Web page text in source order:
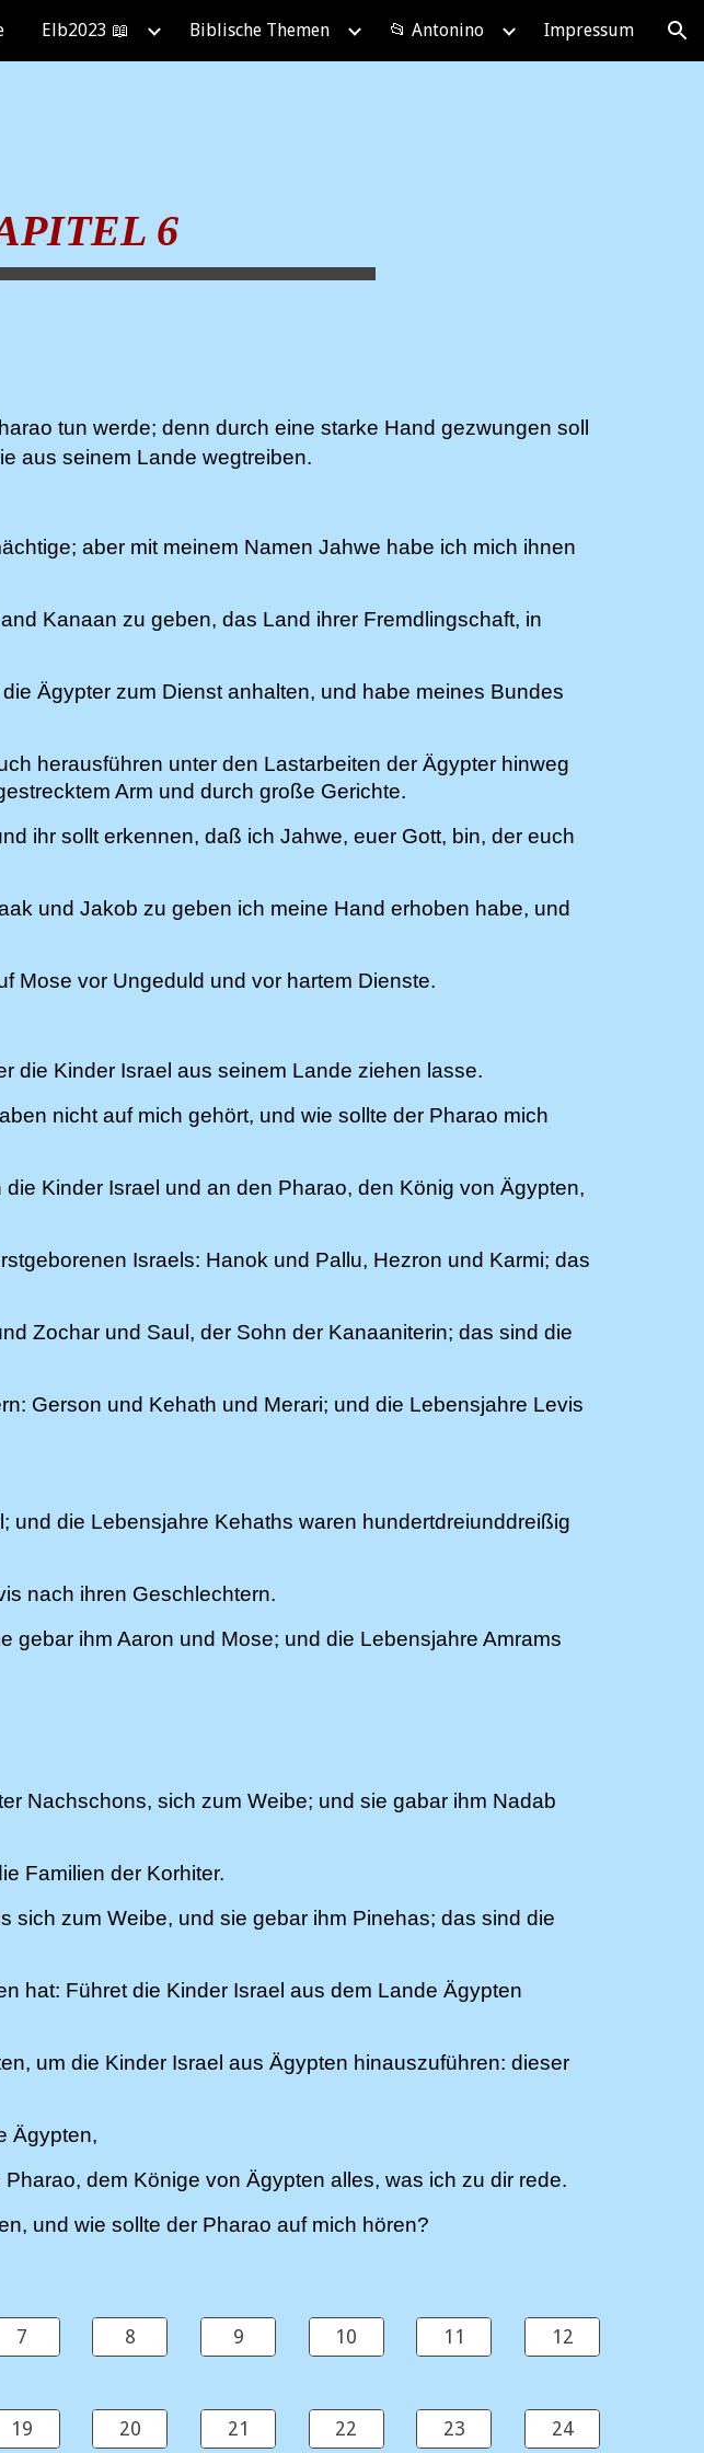
Skip to navigation
Elb2023 📖 Biblische Themen 📂 Antonino Impressum
6
tun werde; denn durch eine starke Hand gezwungen soll
aus seinem Lande wegtreiben.
aber mit meinem Namen Jahwe habe ich mich ihnen
Kanaan zu geben, das Land ihrer Fremdlingschaft, in
Ägypter zum Dienst anhalten, und habe meines Bundes
herausführen unter den Lastarbeiten der Ägypter hinweg
Arm und durch große Gerichte.
ihr sollt erkennen, daß ich Jahwe, euer Gott, bin, der euch
und Jakob zu geben ich meine Hand erhoben habe, und
Mose vor Ungeduld und vor hartem Dienste.
die Kinder Israel aus seinem Lande ziehen lasse.
nicht auf mich gehört, und wie sollte der Pharao mich
Kinder Israel und an den Pharao, den König von Ägypten,
Israels: Hanok und Pallu, Hezron und Karmi; das
Zochar und Saul, der Sohn der Kanaaniterin; das sind die
Gerson und Kehath und Merari; und die Lebensjahre Levis
und die Lebensjahre Kehaths waren hundertdreiunddreißig
nach ihren Geschlechtern.
gebar ihm Aaron und Mose; und die Lebensjahre Amrams
Nachschons, sich zum Weibe; und sie gabar ihm Nadab
Familien der Korhiter.
sich zum Weibe, und sie gebar ihm Pinehas; das sind die
hat: Führet die Kinder Israel aus dem Lande Ägypten
um die Kinder Israel aus Ägypten hinauszuführen: dieser
Ägypten,
dem Könige von Ägypten alles, was ich zu dir rede.
und wie sollte der Pharao auf mich hören?
7 8 9 10 11 12
19 20 21 22 23 24